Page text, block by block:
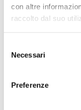
con altre
raccolto dal suo
delNecessari
Preferenze